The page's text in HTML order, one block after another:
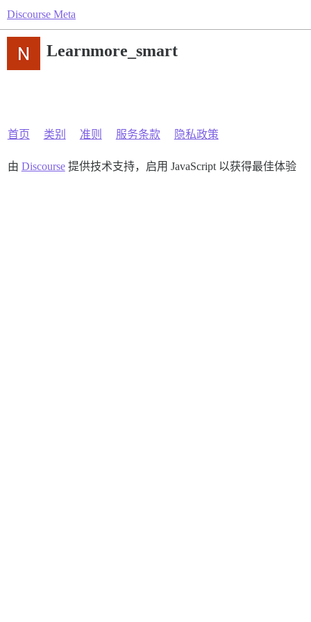
Discourse Meta
Learnmore_smart
首页 类别 准则 服务条款 隐私政策
由 Discourse提供技术支持，启用 JavaScript 以获得最佳体验